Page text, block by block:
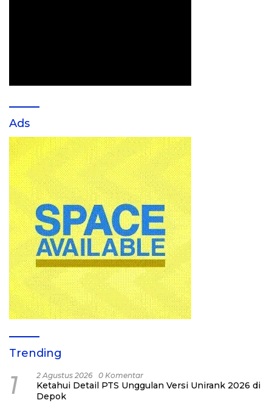
Ads
Trending
1 2 Agustus 2026 0 Komentar
Ketahui Detail PTS Unggulan Versi Unirank 2026 di
Depok